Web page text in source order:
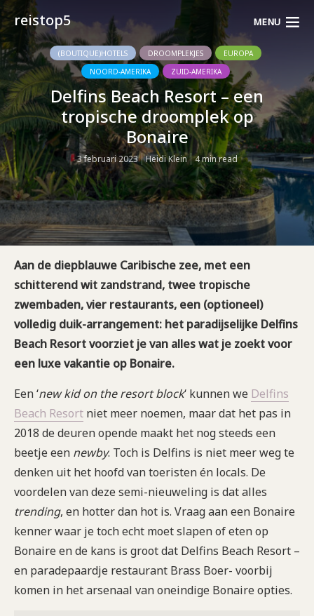
reistop5 MENU
(BOUTIQUE)HOTELS DROOMPLEKJES
EUROPA
NOORD-AMERIKA
ZUID-AMERIKA
Delfins Beach Resort – een
tropische droomplek op
Bonaire
3 februari 2023 Heidi Klein 4 min read
Aan de diepblauwe Caribische zee, met een
schitterend wit zandstrand, twee tropische
zwembaden, vier restaurants, een (optioneel)
volledig duik-arrangement: het paradijselijke Delfins
Beach Resort voorziet je van alles wat je zoekt voor
een luxe vakantie op Bonaire.
Een ‘new kid on the resort block‘ kunnen we Delfins
Beach Resort niet meer noemen, maar dat het pas in
2018 de deuren opende maakt het nog steeds een
beetje een newby. Toch is Delfins is niet meer weg te
denken uit het hoofd van toeristen én locals. De
voordelen van deze semi-nieuweling is dat alles
trending, en hotter dan hot is. Vraag aan een Bonaire
kenner waar je toch echt moet slapen of eten op
Bonaire en de kans is groot dat Delfins Beach Resort –
en paradepaardje restaurant Brass Boer- voorbij
komen in het arsenaal van oneindige Bonaire opties.